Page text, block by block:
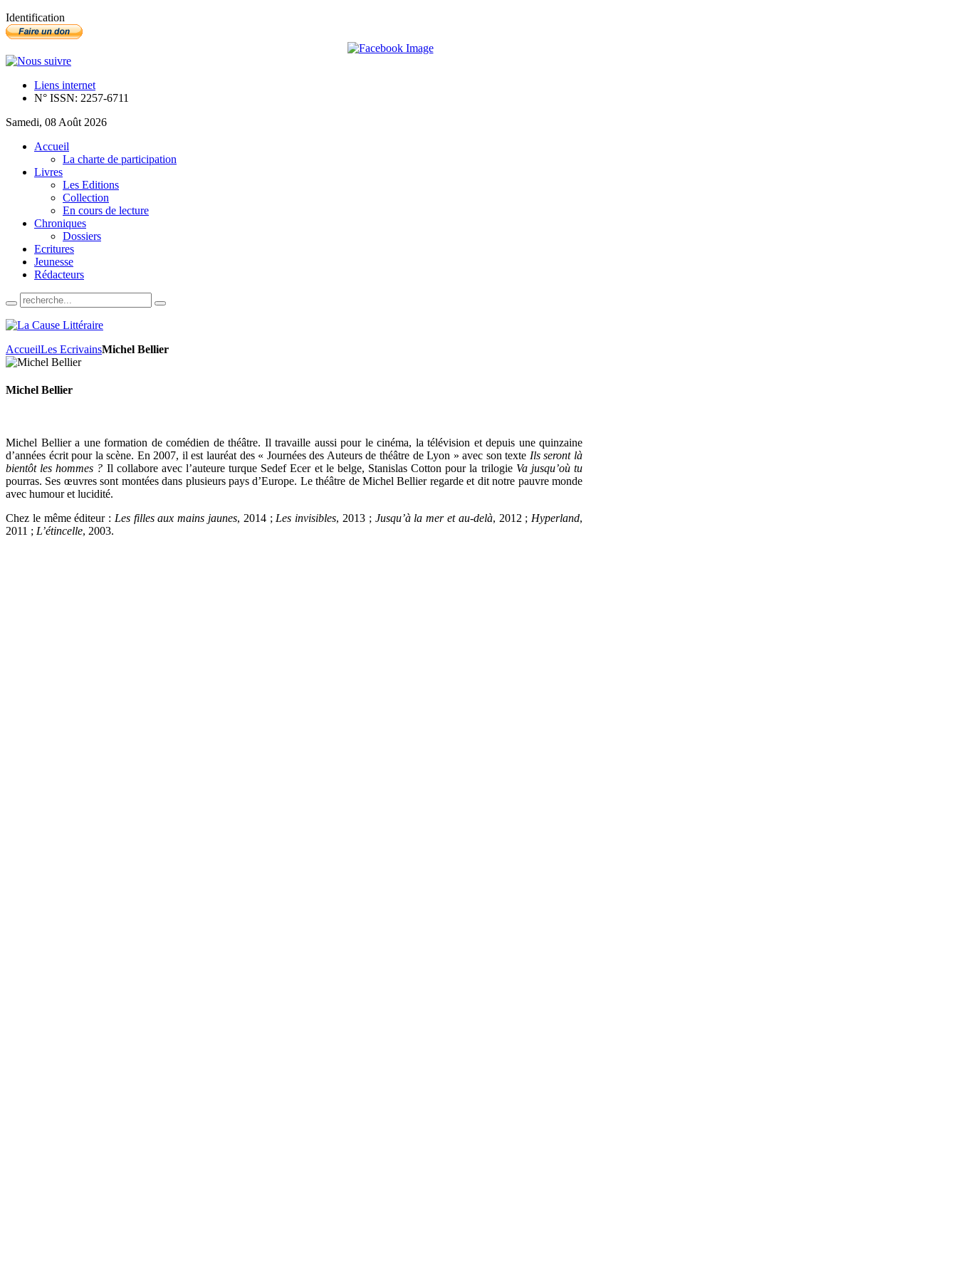
Identification
Liens internet
N° ISSN: 2257-6711
Samedi, 08 Août 2026
Accueil
La charte de participation
Livres
Les Editions
Collection
En cours de lecture
Chroniques
Dossiers
Ecritures
Jeunesse
Rédacteurs
AccueilLes EcrivainsMichel Bellier
Michel Bellier
Michel Bellier a une formation de comédien de théâtre. Il travaille aussi pour le cinéma, la télévision et depuis une quinzaine
d’années écrit pour la scène. En 2007, il est lauréat des « Journées des Auteurs de théâtre de Lyon » avec son texte Ils seront là
bientôt les hommes ? Il collabore avec l’auteure turque Sedef Ecer et le belge, Stanislas Cotton pour la trilogie Va jusqu’où tu
pourras. Ses œuvres sont montées dans plusieurs pays d’Europe. Le théâtre de Michel Bellier regarde et dit notre pauvre monde
avec humour et lucidité.
Chez le même éditeur : Les filles aux mains jaunes, 2014 ; Les invisibles, 2013 ; Jusqu’à la mer et au-delà, 2012 ; Hyperland,
2011 ; L’étincelle, 2003.